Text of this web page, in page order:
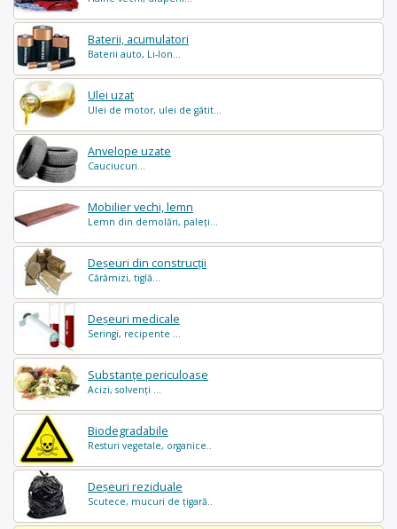
Baterii, acumulatori
Baterii auto, Li-Ion...
Ulei uzat
Ulei de motor, ulei de gătit...
Anvelope uzate
Cauciucuri...
Mobilier vechi, lemn
Lemn din demolări, paleți...
Deșeuri din construcții
Cărămizi, tiglă...
Deșeuri medicale
Seringi, recipente ...
Substanțe periculoase
Acizi, solvenți ...
Biodegradabile
Resturi vegetale, organice..
Deșeuri reziduale
Scutece, mucuri de țigară..